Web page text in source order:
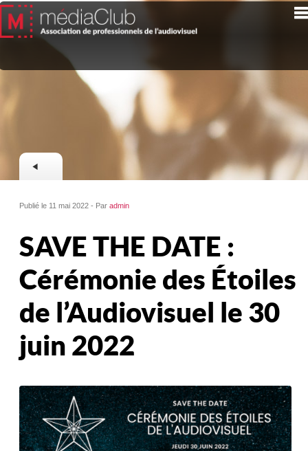
Publié le 11 mai 2022 - Paradmin
SAVE THE DATE :
Cérémonie des Étoiles
de l’Audiovisuel le 30
juin 2022